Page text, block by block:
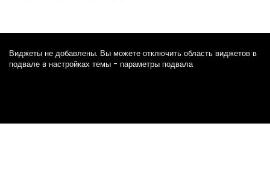
Виджеты не добавлены. Вы можете отключить область виджетов в
подвале в настройках темы - параметры подвала